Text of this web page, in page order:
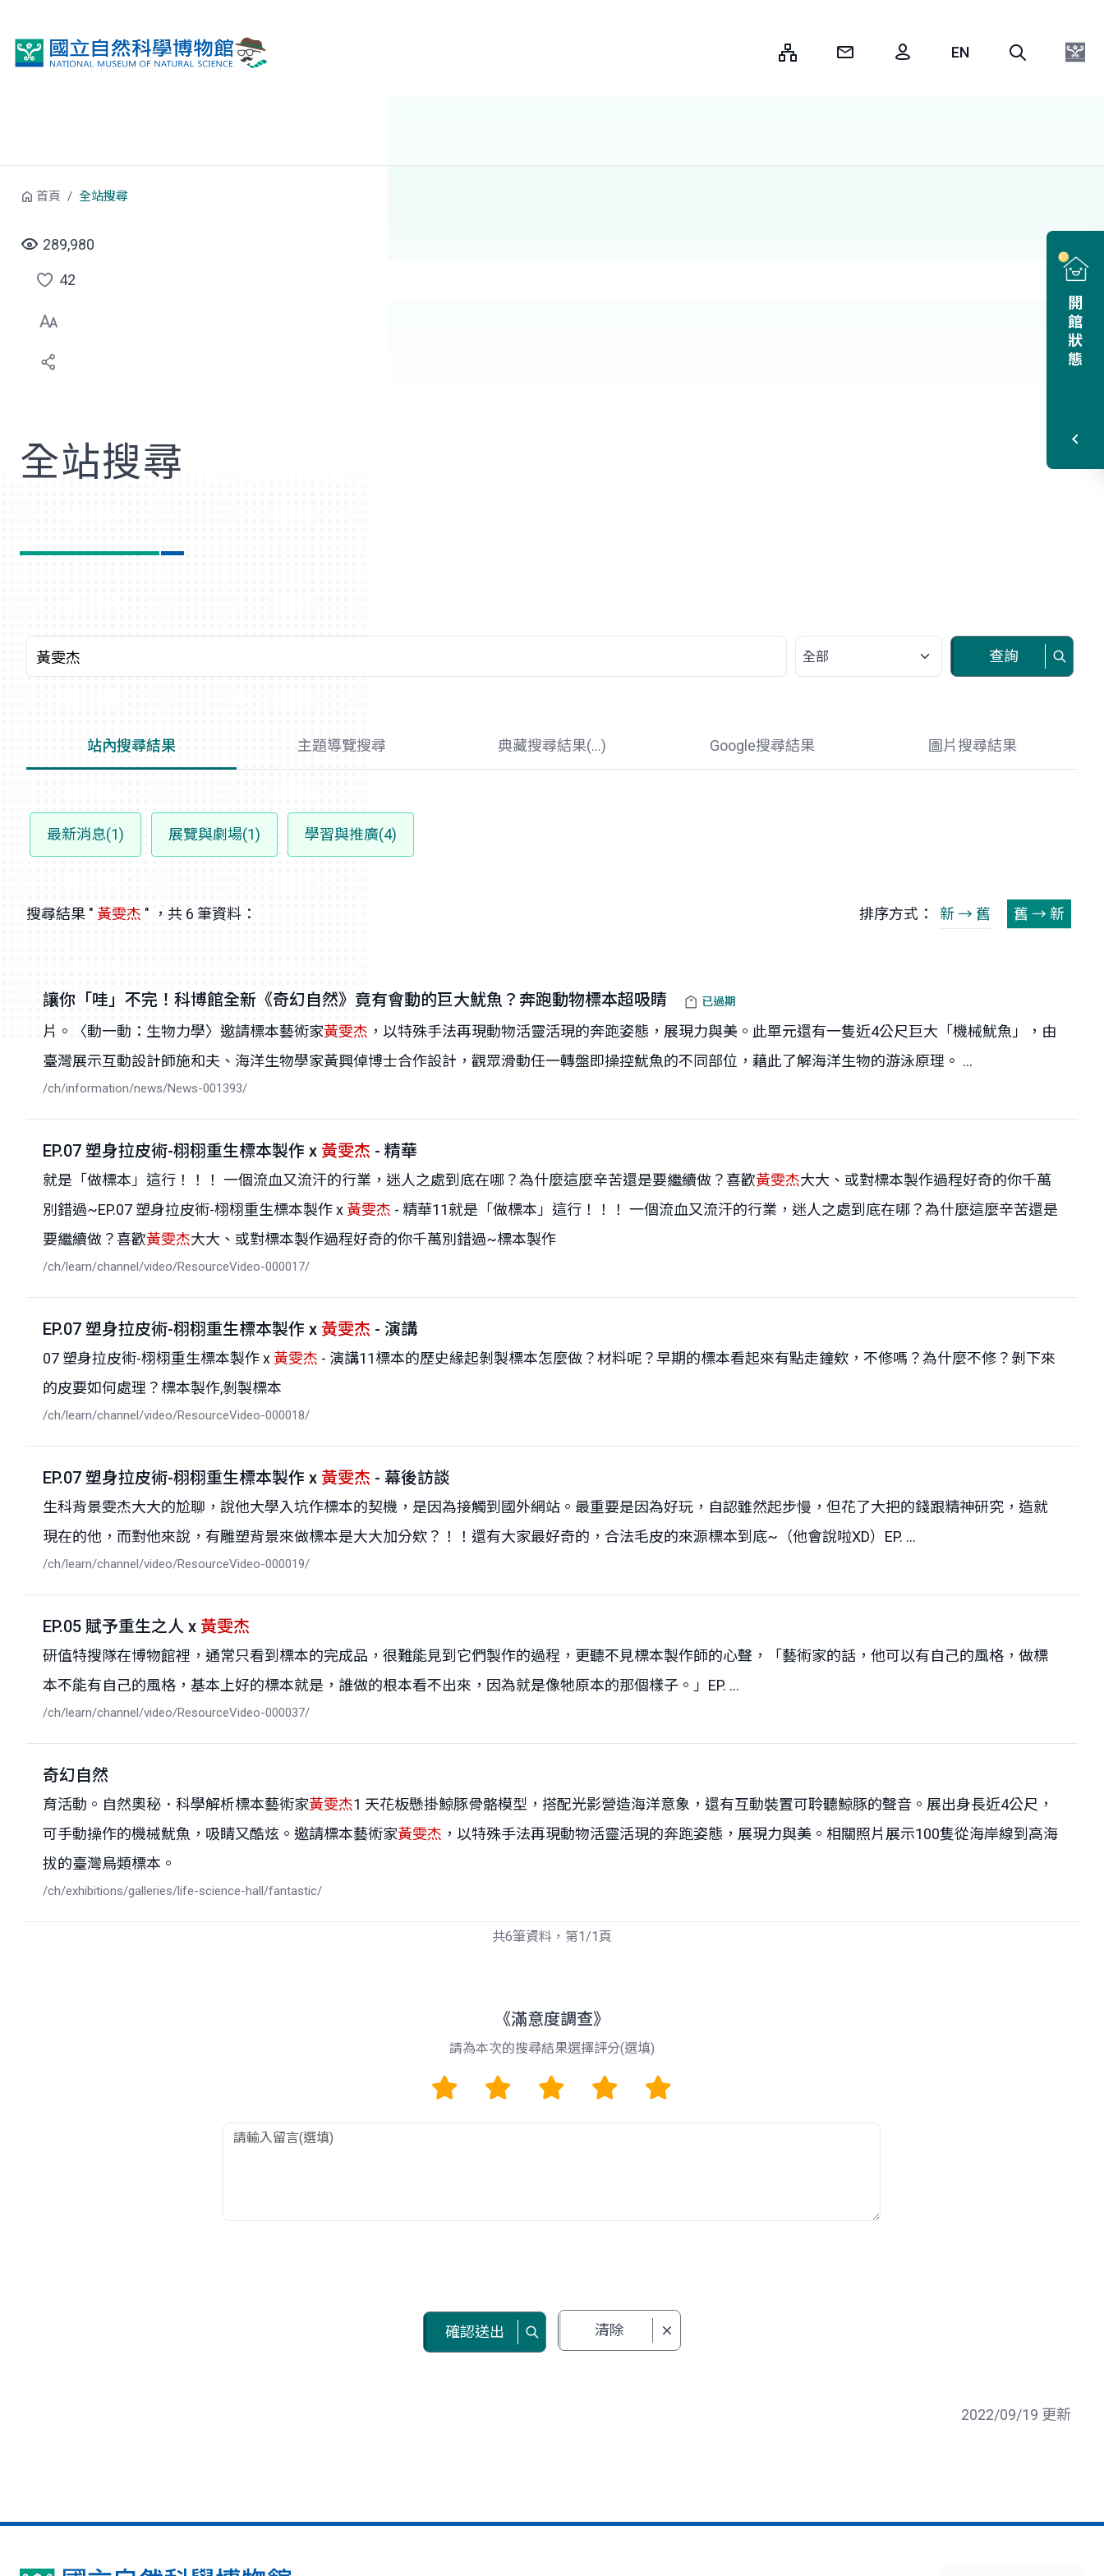
開館狀態
首頁 全站搜尋
289,980
點
選
喜
42
全站搜尋
關鍵字
請選擇類別
查詢
站內搜尋結果 主題導覽搜尋 典藏搜尋結果(...) Google搜尋結果 圖片搜尋結果
最新消息(1) 展覽與劇場(1) 學習與推廣(4)
搜尋結果 " 黃雯杰 " ，共 6 筆資料： 排序方式： 新 → 舊 舊 → 新
讓你「哇」不完！科博館全新《奇幻自然》竟有會動的巨大魷魚？奔跑動物標本超吸睛 已過期
片。〈動一動：生物力學〉邀請標本藝術家黃雯杰 ，以特殊手法再現動物活靈活現的奔跑姿態，展現力與美。此單元還有一隻近4公尺巨大「機械魷魚」，由
臺灣展示互動設計師施和夫、海洋生物學家黃興倬博士合作設計，觀眾滑動任一轉盤即操控魷魚的不同部位，藉此了解海洋生物的游泳原理。 ...
/ch/information/news/News-001393/
EP.07 塑身拉皮術-栩栩重生標本製作 x 黃雯杰 - 精華
就是「做標本」這行！！！ 一個流血又流汗的行業，迷人之處到底在哪？為什麼這麼辛苦還是要繼續做？喜歡黃雯杰大大、或對標本製作過程好奇的你千萬
別錯過~EP.07 塑身拉皮術-栩栩重生標本製作 x 黃雯杰 - 精華11就是「做標本」這行！！！ 一個流血又流汗的行業，迷人之處到底在哪？為什麼這麼辛苦還是
要繼續做？喜歡黃雯杰大大、或對標本製作過程好奇的你千萬別錯過~標本製作
/ch/learn/channel/video/ResourceVideo-000017/
EP.07 塑身拉皮術-栩栩重生標本製作 x 黃雯杰 - 演講
07 塑身拉皮術-栩栩重生標本製作 x 黃雯杰 - 演講11標本的歷史緣起剝製標本怎麼做？材料呢？早期的標本看起來有點走鐘欸，不修嗎？為什麼不修？剝下來
的皮要如何處理？標本製作,剝製標本
/ch/learn/channel/video/ResourceVideo-000018/
EP.07 塑身拉皮術-栩栩重生標本製作 x 黃雯杰 - 幕後訪談
生科背景雯杰大大的尬聊，說他大學入坑作標本的契機，是因為接觸到國外網站。最重要是因為好玩，自認雖然起步慢，但花了大把的錢跟精神研究，造就
現在的他，而對他來說，有雕塑背景來做標本是大大加分欸？！！還有大家最好奇的，合法毛皮的來源標本到底~（他會說啦XD）EP. ...
/ch/learn/channel/video/ResourceVideo-000019/
EP.05 賦予重生之人 x 黃雯杰
研值特搜隊在博物館裡，通常只看到標本的完成品，很難能見到它們製作的過程，更聽不見標本製作師的心聲，「藝術家的話，他可以有自己的風格，做標
本不能有自己的風格，基本上好的標本就是，誰做的根本看不出來，因為就是像牠原本的那個樣子。」EP. ...
/ch/learn/channel/video/ResourceVideo-000037/
奇幻自然
育活動。自然奧秘．科學解析標本藝術家黃雯杰1 天花板懸掛鯨豚骨骼模型，搭配光影營造海洋意象，還有互動裝置可聆聽鯨豚的聲音。展出身長近4公尺，
可手動操作的機械魷魚，吸睛又酷炫。邀請標本藝術家黃雯杰 ，以特殊手法再現動物活靈活現的奔跑姿態，展現力與美。相關照片展示100隻從海岸線到高海
拔的臺灣鳥類標本。
/ch/exhibitions/galleries/life-science-hall/fantastic/
共6筆資料，第1/1頁
《滿意度調查》
請為本次的搜尋結果選擇評分(選填)
1 2 3 4 5
確認送出 清除
2022/09/19 更新